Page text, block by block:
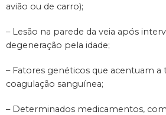
avião ou de carro);
– Lesão na parede da veia após
degeneração pela idade;
– Fatores genéticos que acentuam a
coagulação sanguínea;
– Determinados medicamentos,